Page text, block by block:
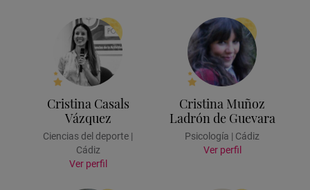
Cristina Casals
Vázquez
Ciencias del deporte |
Cádiz
Ver perfil
Cristina Muñoz
Ladrón de Guevara
Psicología | Cádiz
Ver perfil